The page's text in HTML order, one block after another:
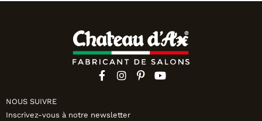
NOUS SUIVRE
Inscrivez-vous à notre newsletter